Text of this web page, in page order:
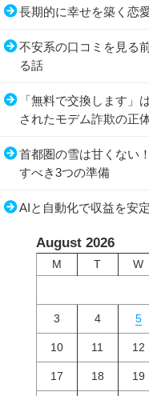
長期的に幸せを築く恋
不安系の口コミを見る
る話
「無料で交換します」
されたモデム詐欺の正
首都圏の雪は甘くない
すべき3つの準備
AIと自動化で収益を安
August 2026
M T W
3 4 5
10 11 12
17 18 19